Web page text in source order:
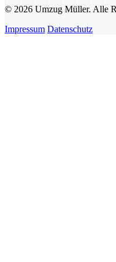
© 2026 Umzug Müller. Alle
Impressum Datenschutz